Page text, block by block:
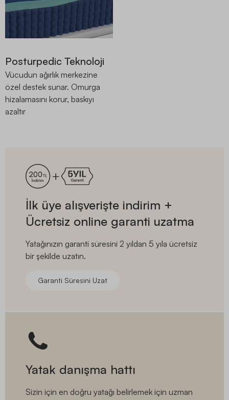
Posturpedic Teknoloji
Vücudun ağırlık merkezine
özel destek sunar. Omurga
hizalamasını korur, baskıyı
azaltır
İlk üye alışverişte indirim +
Ücretsiz online garanti uzatma
Yatağınızın garanti süresini 2 yıldan 5 yıla ücretsiz
bir şekilde uzatın.
Garanti Süresini Uzat
Yatak danışma hattı
Sizin için en doğru yatağı belirlemek için uzman